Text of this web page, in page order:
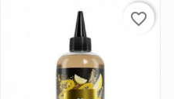
favorite_border